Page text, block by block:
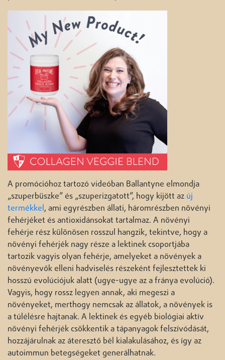
A promócióhoz tartozó videóban Ballantyne elmondja
„szuperbüszke” és „szuperizgatott”, hogy kijött az új
termékkel, ami egyrészben állati, háromrészben növényi
fehérjéket és antioxidánsokat tartalmaz. A növényi
fehérje rész különösen rosszul hangzik, tekintve, hogy a
növényi fehérjék nagy része a lektinek csoportjába
tartozik vagyis olyan fehérje, amelyeket a növények a
növényevők elleni hadviselés részeként fejlesztettek ki
hosszú evolúciójuk alatt (ugye-ugye az a fránya evolúció).
Vagyis, hogy rossz legyen annak, aki megeszi a
növényeket, merthogy nemcsak az állatok, a növények is
a túlélésre hajtanak. A lektinek és egyéb biológiai aktív
növényi fehérjék csökkentik a tápanyagok felszívódását,
hozzájárulnak az áteresztő bél kialakulásához, és így az
autoimmun betegségeket generálhatnak.